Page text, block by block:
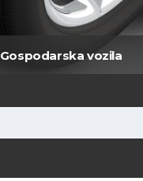
Gospodarska vozila